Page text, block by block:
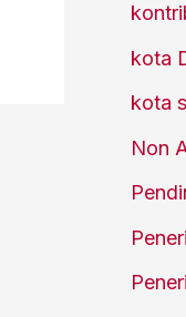
kota
kota
Non